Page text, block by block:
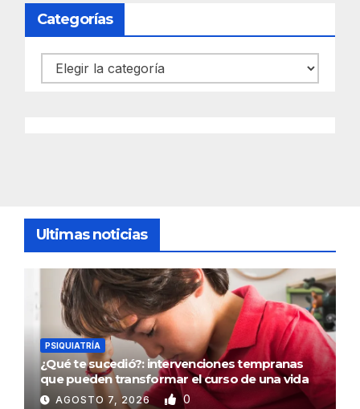
Categorías
Categorías
Ultimas noticias
PSIQUIATRÍA
¿Qué te sucedió?: intervenciones tempranas
que pueden transformar el curso de una vida
AGOSTO 7, 2026 0